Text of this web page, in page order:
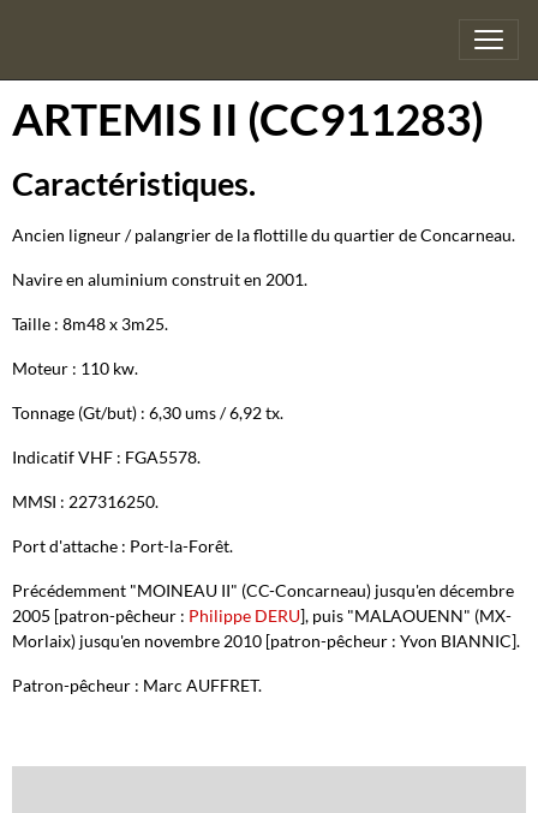
ARTEMIS II (CC911283)
Caractéristiques.
Ancien ligneur / palangrier de la flottille du quartier de Concarneau.
Navire en aluminium construit en 2001.
Taille : 8m48 x 3m25.
Moteur : 110 kw.
Tonnage (Gt/but) : 6,30 ums / 6,92 tx.
Indicatif VHF : FGA5578.
MMSI : 227316250.
Port d'attache : Port-la-Forêt.
Précédemment "MOINEAU II" (CC-Concarneau) jusqu'en décembre
2005 [patron-pêcheur : Philippe DERU], puis "MALAOUENN" (MX-
Morlaix) jusqu'en novembre 2010 [patron-pêcheur : Yvon BIANNIC].
Patron-pêcheur : Marc AUFFRET.